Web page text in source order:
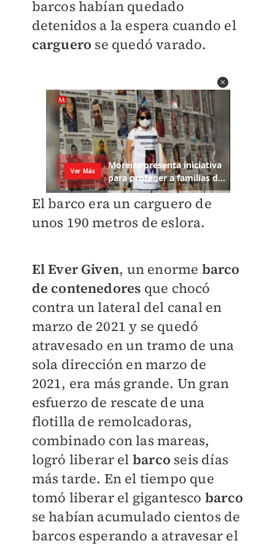
barcos habían quedado
detenidos a la espera cuando el
carguero se quedó varado.
El barco era un carguero de
unos 190 metros de eslora.
El Ever Given, un enorme barco
de contenedores que chocó
contra un lateral del canal en
marzo de 2021 y se quedó
atravesado en un tramo de una
sola dirección en marzo de
2021, era más grande. Un gran
esfuerzo de rescate de una
flotilla de remolcadoras,
combinado con las mareas,
logró liberar el barco seis días
más tarde. En el tiempo que
tomó liberar el gigantesco barco
se habían acumulado cientos de
barcos esperando a atravesar el